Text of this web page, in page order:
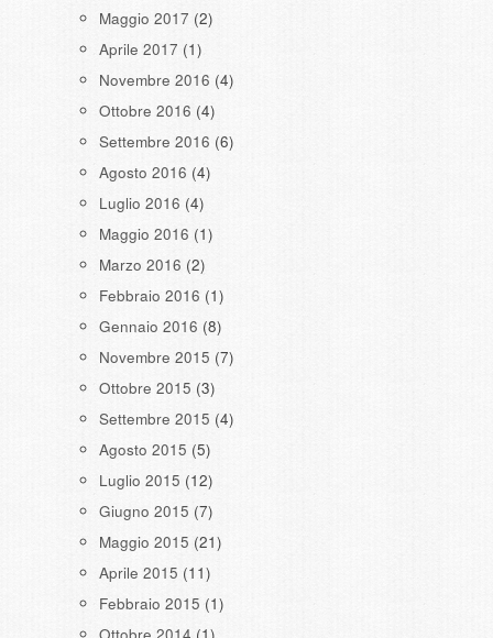
Maggio 2017 (2)
Aprile 2017 (1)
Novembre 2016 (4)
Ottobre 2016 (4)
Settembre 2016 (6)
Agosto 2016 (4)
Luglio 2016 (4)
Maggio 2016 (1)
Marzo 2016 (2)
Febbraio 2016 (1)
Gennaio 2016 (8)
Novembre 2015 (7)
Ottobre 2015 (3)
Settembre 2015 (4)
Agosto 2015 (5)
Luglio 2015 (12)
Giugno 2015 (7)
Maggio 2015 (21)
Aprile 2015 (11)
Febbraio 2015 (1)